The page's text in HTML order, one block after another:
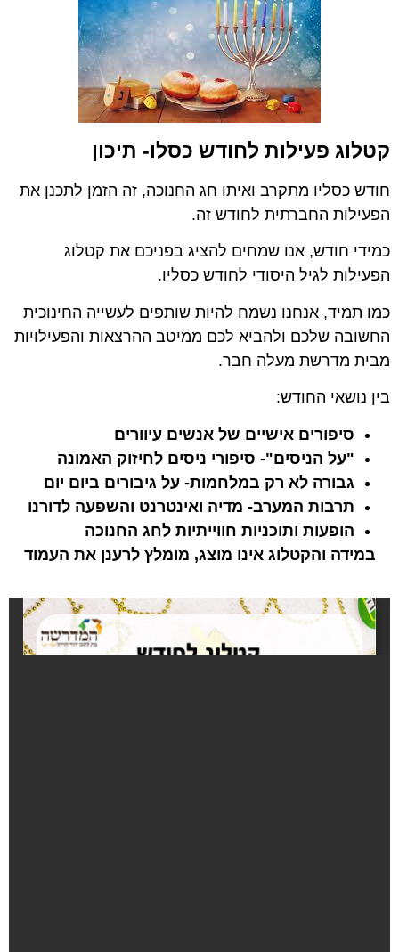
קטלוג פעילות לחודש כסלו- תיכון
חודש כסליו מתקרב ואיתו חג החנוכה, זה הזמן לתכנן את
הפעילות החברתית לחודש זה.
כמידי חודש, אנו שמחים להציג בפניכם את קטלוג
הפעילות לגיל היסודי לחודש כסליו.
כמו תמיד, אנחנו נשמח להיות שותפים לעשייה החינוכית
החשובה שלכם ולהביא לכם ממיטב ההרצאות והפעילויות
מבית מדרשת מעלה חבר.
בין נושאי החודש:
סיפורים אישיים של אנשים עיוורים
"על הניסים"- סיפורי ניסים לחיזוק האמונה
גבורה לא רק במלחמות- על גיבורים ביום יום
תרבות המערב- מדיה ואינטרנט והשפעה לדורנו
הופעות ותוכניות חווייתיות לחג החנוכה
במידה והקטלוג אינו מוצג, מומלץ לרענן את העמוד